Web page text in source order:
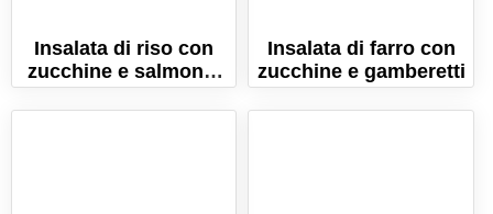
Insalata di riso con
zucchine e salmone.
La ricetta veloce e
buonissima!
Insalata di farro con
zucchine e gamberetti